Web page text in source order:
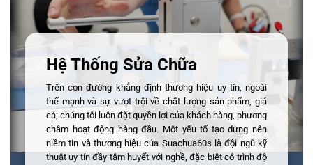
Hệ Thống Sửa Chữa
Trên con đường khẳng định thương hiệu uy tín, ngoài
thế mạnh và sự vượt trội về chất lượng sản phẩm, giá
cả; chúng tôi luôn đặt quyền lợi của khách hàng, phương
châm hoạt động hàng đầu. Một yếu tố tạo dựng nên
niềm tin và thương hiệu của Suachua60s là đội ngũ kỹ
thuật uy tín đầy tâm huyết với nghề, đặc biệt có trình độ